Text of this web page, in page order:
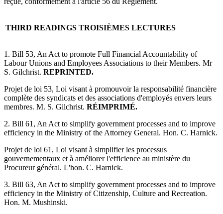
THIRD READINGS TROISIÈMES LECTURES
1. Bill 53, An Act to promote Full Financial Accountability of
Labour Unions and Employees Associations to their Members. Mr
S. Gilchrist. REPRINTED.
Projet de loi 53, Loi visant à promouvoir la responsabilité financière
complète des syndicats et des associations d'employés envers leurs
membres. M. S. Gilchrist. RÉIMPRIMÉ.
2. Bill 61, An Act to simplify government processes and to improve
efficiency in the Ministry of the Attorney General. Hon. C. Harnick.
Projet de loi 61, Loi visant à simplifier les processus
gouvernementaux et à améliorer l'efficience au ministère du
Procureur général. L'hon. C. Harnick.
3. Bill 63, An Act to simplify government processes and to improve
efficiency in the Ministry of Citizenship, Culture and Recreation.
Hon. M. Mushinski.